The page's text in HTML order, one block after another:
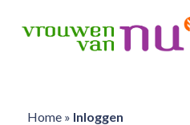
Home» Inloggen